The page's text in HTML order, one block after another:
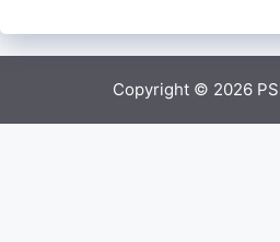
Copyright © 2026